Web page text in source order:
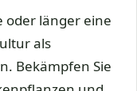
oder länger eine
als
Bekämpfen Sie